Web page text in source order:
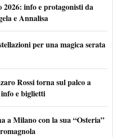
2026: info e protagonisti da
e Annalisa
per una magica serata
Rossi torna sul palco a
e biglietti
a Milano con la sua “Osteria”